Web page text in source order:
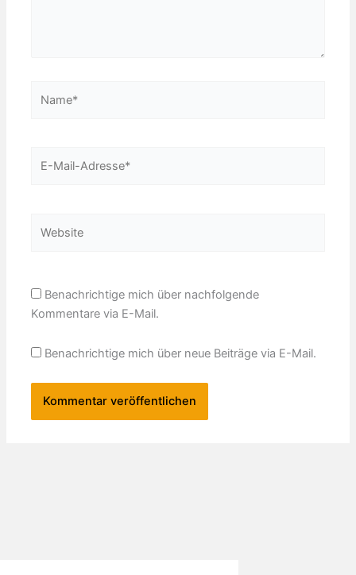
Benachrichtige mich über nachfolgende
Kommentare via E-Mail.
Benachrichtige mich über neue Beiträge via E-Mail.